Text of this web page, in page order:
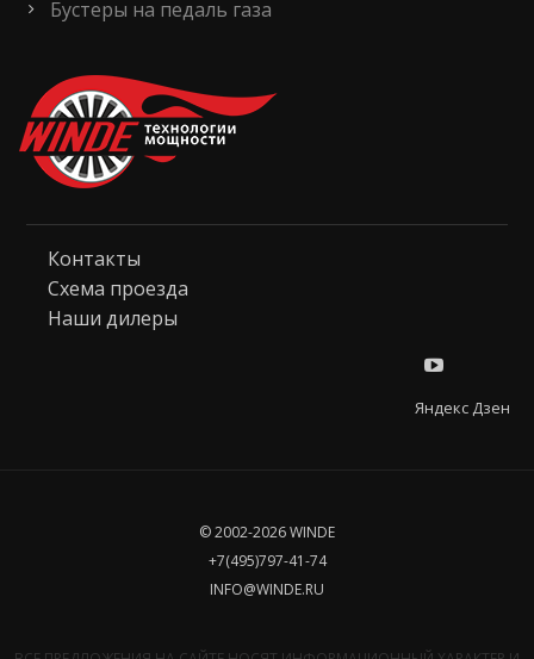
Бустеры на педаль газа
Контакты
Схема проезда
Наши дилеры
Яндекс Дзен
© 2002-2026 WINDE
+7(495)797-41-74
INFO@WINDE.RU